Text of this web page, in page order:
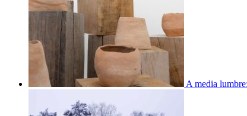
A media